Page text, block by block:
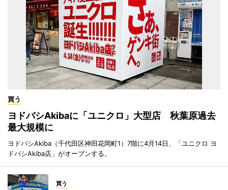
買う
ヨドバシAkibaに「ユニクロ」大型店 秋葉原過去
最大規模に
ヨドバシAkiba（千代田区神田花岡町1）7階に4月14日、「ユニクロ ヨ
ドバシAkiba店」がオープンする。
買う